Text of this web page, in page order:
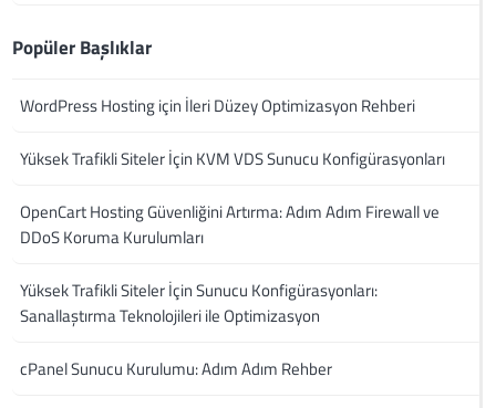
Popüler Başlıklar
WordPress Hosting için İleri Düzey Optimizasyon Rehberi
Yüksek Trafikli Siteler İçin KVM VDS Sunucu Konfigürasyonları
OpenCart Hosting Güvenliğini Artırma: Adım Adım Firewall ve
DDoS Koruma Kurulumları
Yüksek Trafikli Siteler İçin Sunucu Konfigürasyonları:
Sanallaştırma Teknolojileri ile Optimizasyon
cPanel Sunucu Kurulumu: Adım Adım Rehber